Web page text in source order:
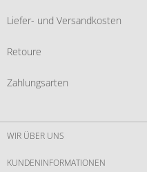
Liefer- und Versandkosten
Retoure
Zahlungsarten
WIR ÜBER UNS
KUNDENINFORMATIONEN